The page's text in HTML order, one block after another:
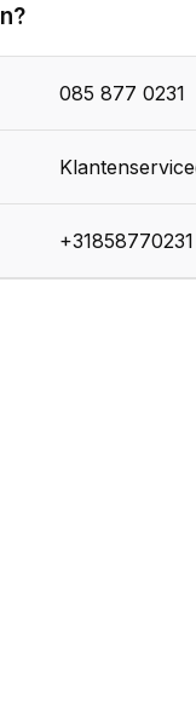
085 877 0231
+31858770231